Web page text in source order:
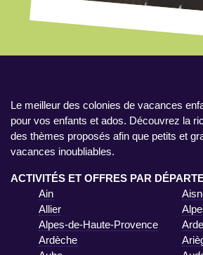
Le meilleur des colonies de vacances
pour vos enfants et ados. Découvrez la
des thèmes proposés afin que petits et
vacances inoubliables.
ACTIVITÉS ET OFFRES PAR
Ain
Allier
Alpes-de-Haute-Provence
Ardèche